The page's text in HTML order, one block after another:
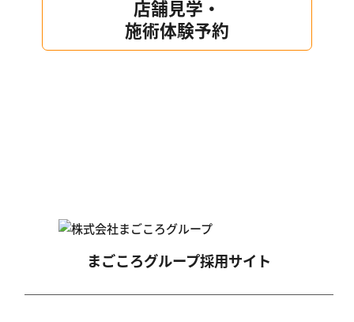
店舗見学・
施術体験予約
まごころグループ採用サイト